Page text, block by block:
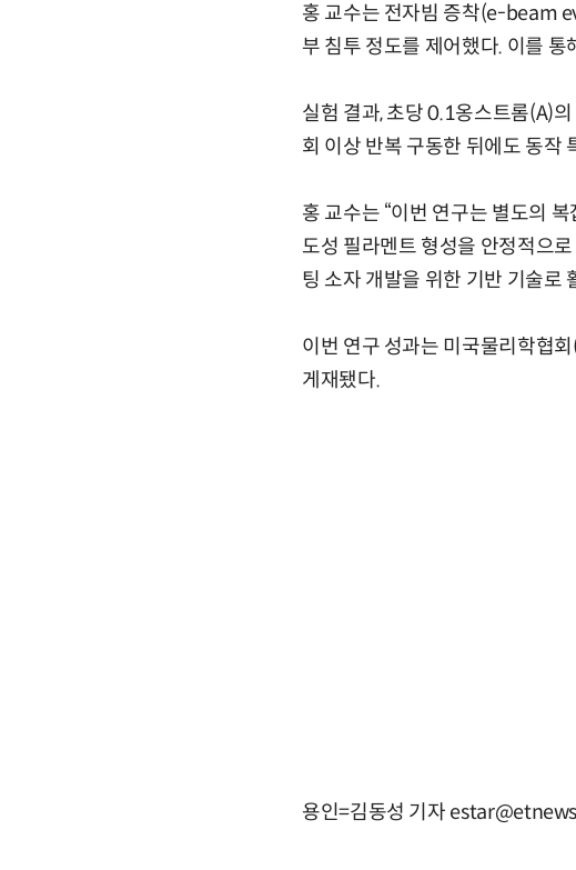
홍 교수는 전자빔 증착(e-beam
부 침투 정도를 제어했다. 이를
실험 결과, 초당 0.1옹스트롬(A)
회 이상 반복 구동한 뒤에도 동작
홍 교수는 “이번 연구는 별도의
도성 필라멘트 형성을 안정적으
팅 소자 개발을 위한 기반 기술로
이번 연구 성과는 미국물리학협
게재됐다.
용인=김동성 기자